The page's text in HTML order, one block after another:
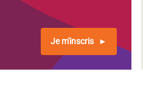
en Afrique de
Yémen
Je m'inscris